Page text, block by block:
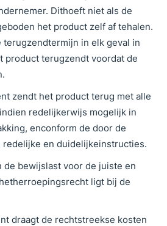
Dithoeft niet als de
het product zelf af tehalen.
terugzendtermijn in elk geval in
product terugzendt voordat de
zendt het product terug met alle
redelijkerwijs mogelijk in
enconform de door de
en duidelijkeinstructies.
de bewijslast voor de juiste en
ligt bij de
draagt de rechtstreekse kosten